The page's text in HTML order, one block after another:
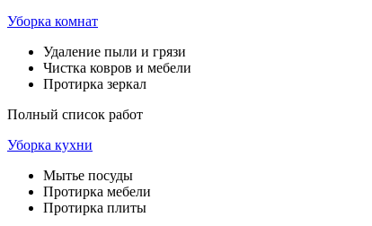
Уборка комнат
Удаление пыли и грязи
Чистка ковров и мебели
Протирка зеркал
Полный список работ
Уборка кухни
Мытье посуды
Протирка мебели
Протирка плиты